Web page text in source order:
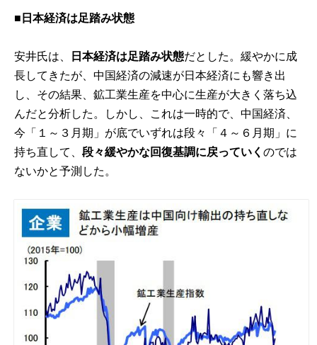
■日本経済は足踏み状態
安井氏は、 日本経済は足踏み状態だとした。緩やかに成
長してきたが、中国経済の減速が日本経済にも響き出
し、その結果、鉱工業生産を中心に生産が大きく落ち込
んだと分析した。しかし、これは一時的で、中国経済、
今「１～３月期」が底でいずれは段々「４～６月期」に
持ち直して、段々緩やかな回復基調に戻っていくのでは
ないかと予測した。